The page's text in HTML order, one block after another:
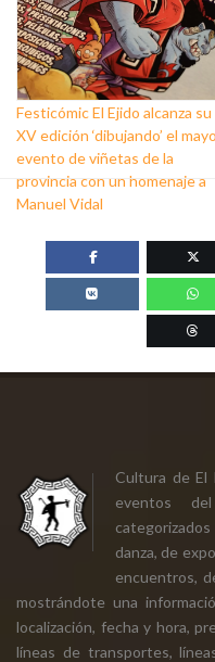
Festicómic El Ejido alcanza su
XV edición ‘dibujando’ el
evento de viñetas de la
provincia con un homenaje a
Manuel Vidal
Cultura de El
eventos
danza, de
encuentros,
mostrándote una
localización, fecha y hora,
líneas de transportes,